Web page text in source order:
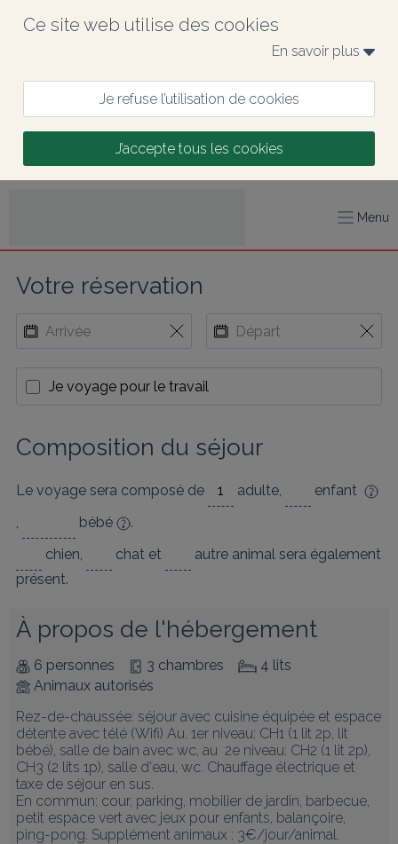
Ce site web utilise des cookies
En savoir plus
Je refuse l’utilisation de cookies
J’accepte tous les cookies
Menu
Votre réservation
Je voyage pour le travail
Composition du séjour
Le voyage sera composé de adulte,
enfant
,
bébé
.
chien, chat et autre animal sera également
présent.
À propos de l'hébergement
6 personnes 3 chambres
4 lits
Animaux autorisés
Rez-de-chaussée: séjour avec cuisine équipée et espace
détente avec télé (Wifi) Au. 1er niveau: CH1 (1 lit 2p, lit
bébé), salle de bain avec wc, au  2e niveau: CH2 (1 lit 2p),
CH3 (2 lits 1p), salle d'eau, wc. Chauffage électrique et
taxe de séjour en sus.
En commun: cour, parking, mobilier de jardin, barbecue,
petit espace vert avec jeux pour enfants, balançoire,
ping-pong. Supplément animaux : 3€/jour/animal.